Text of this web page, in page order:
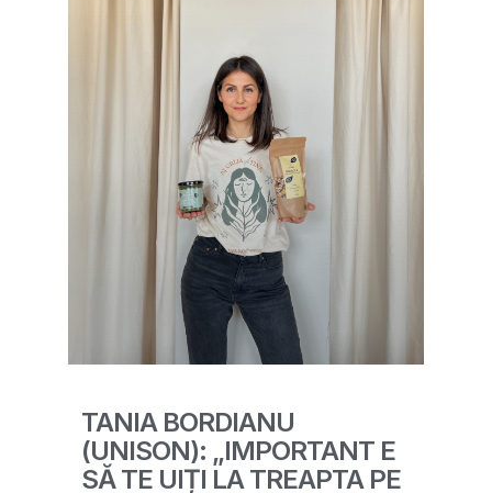
TANIA BORDIANU
(UNISON): „IMPORTANT E
SĂ TE UIȚI LA TREAPTA PE